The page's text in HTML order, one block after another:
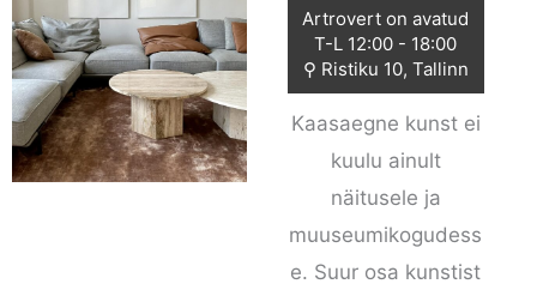
Artrovert on avatud
T-L 12:00 - 18:00
⚲ Ristiku 10, Tallinn
Kaasaegne kunst ei
kuulu ainult
näitusele ja
muuseumikogudess
e. Suur osa kunstist